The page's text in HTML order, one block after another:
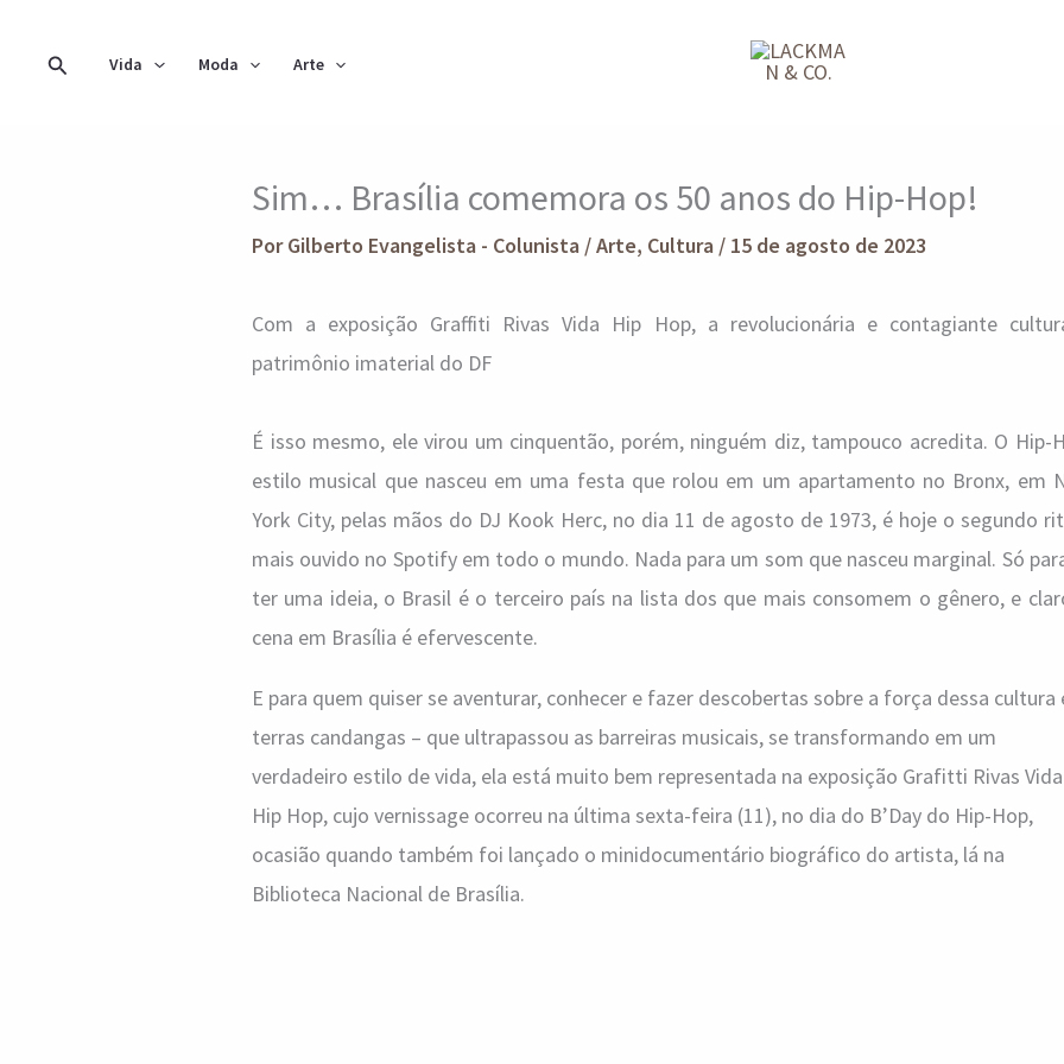
Pesquisar
Vida Moda Arte
Sim… Brasília comemora os 50 anos do Hip-Hop!
PorGilberto Evangelista - Colunista /Arte, Cultura / 15 de agosto de 2023
Com a exposição Graffiti Rivas Vida Hip Hop, a revolucionária e contagiante
patrimônio imaterial do DF
É isso mesmo, ele virou um cinquentão, porém, ninguém diz, tampouco acredita. O Hip-
estilo musical que nasceu em uma festa que rolou em um apartamento no Bronx, em
York City, pelas mãos do DJ Kook Herc, no dia 11 de agosto de 1973, é hoje o segundo
mais ouvido no Spotify em todo o mundo. Nada para um som que nasceu marginal. Só
ter uma ideia, o Brasil é o terceiro país na lista dos que mais consomem o gênero, e
cena em Brasília é efervescente.
E para quem quiser se aventurar, conhecer e fazer descobertas sobre a força dessa cultura
terras candangas – que ultrapassou as barreiras musicais, se transformando em um
verdadeiro estilo de vida, ela está muito bem representada na exposição Grafitti Rivas Vida
Hip Hop, cujo vernissage ocorreu na última sexta-feira (11), no dia do B’Day do Hip-Hop,
ocasião quando também foi lançado o minidocumentário biográfico do artista, lá na
Biblioteca Nacional de Brasília.